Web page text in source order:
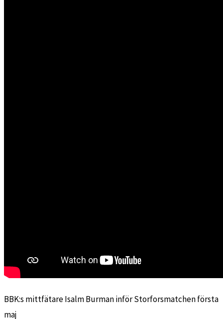
BBK:s mittfätare Isalm Burman inför Storforsmatchen första
maj